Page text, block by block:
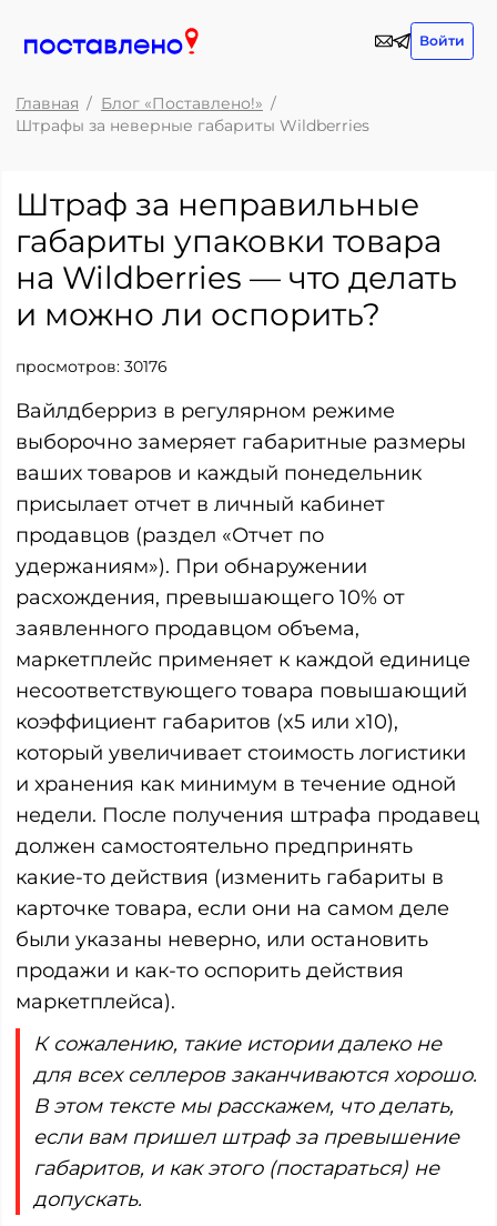
Войти
Главная
Блог «Поставлено!»
Штрафы за неверные габариты Wildberries
Штраф за неправильные
габариты упаковки товара
на Wildberries — что делать
и можно ли оспорить?
просмотров: 30176
Вайлдберриз в регулярном режиме
выборочно замеряет габаритные размеры
ваших товаров и каждый понедельник
присылает отчет в личный кабинет
продавцов (раздел «Отчет по
удержаниям»). При обнаружении
расхождения, превышающего 10% от
заявленного продавцом объема,
маркетплейс применяет к каждой единице
несоответствующего товара повышающий
коэффициент габаритов (x5 или x10),
который увеличивает стоимость логистики
и хранения как минимум в течение одной
недели. После получения штрафа продавец
должен самостоятельно предпринять
какие-то действия (изменить габариты в
карточке товара, если они на самом деле
были указаны неверно, или остановить
продажи и как-то оспорить действия
маркетплейса).
К сожалению, такие истории далеко не
для всех селлеров заканчиваются хорошо.
В этом тексте мы расскажем, что делать,
если вам пришел штраф за превышение
габаритов, и как этого (постараться) не
допускать.